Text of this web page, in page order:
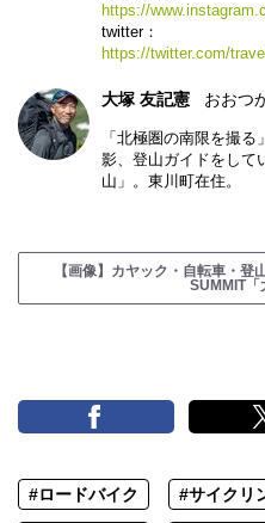
https://
twitter：
https://twitter.com/
大塚 友記憲 おおつ
「北極圏の南限を撮
影、登山ガイドをして
山」。東川町在住。
【画像】カヤック・自転車・登
SUMMIT「
#ロードバイク #サイクリ